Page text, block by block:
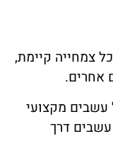
צמחייה קיימת,
אחרים.
עשבים מקצועי
דרך